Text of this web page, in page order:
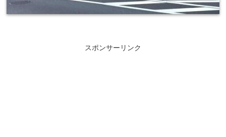
スポンサーリンク